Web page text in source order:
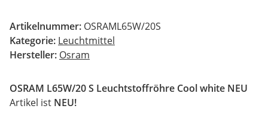
Artikelnummer: OSRAML65W/20S
Kategorie: Leuchtmittel
Hersteller: Osram
OSRAM L65W/20 S Leuchtstoffröhre Cool white NEU
Artikel ist NEU!